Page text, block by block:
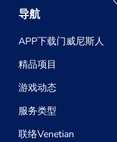
导航
APP下载门威尼斯人
精品项目
游戏动态
服务类型
联络Venetian